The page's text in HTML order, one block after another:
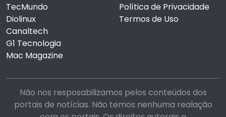
TecMundo
Diolinux
Canaltech
G1 Tecnologia
Mac Magazine
Política de Privacidade
Termos de Uso
Não nos resposabilizamos pelos conteúdos dos
portais de notícias. Não temos nenhuma realação